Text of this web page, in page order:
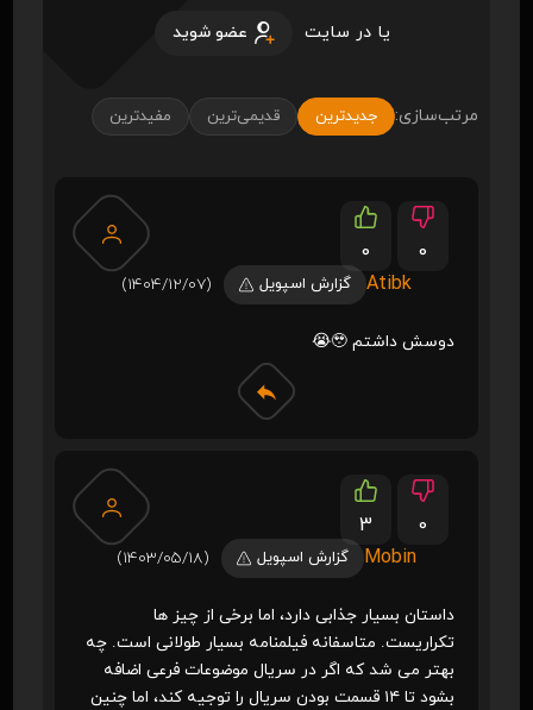
یا در سایت عضو شوید
مرتب‌سازی: جدیدترین قدیمی‌ترین مفیدترین
0
0
Atibk
گزارش اسپویل (1404/12/07)
دوسش داشتم 🥹😭
3
0
Mobin
گزارش اسپویل (1403/05/18)
داستان بسیار جذابی دارد، اما برخی از چیز ها
تکراریست. متاسفانه فیلمنامه بسیار طولانی است. چه
بهتر می شد که اگر در سریال موضوعات فرعی اضافه
بشود تا ۱۴ قسمت بودن سریال را توجیه کند، اما چنین